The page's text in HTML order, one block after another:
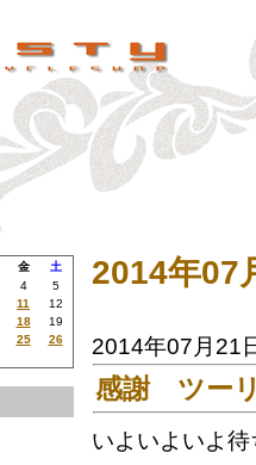
金
土
4
5
11
12
18
19
25
26
2014年07
2014年07月21
感謝 ツー
いよいよいよ